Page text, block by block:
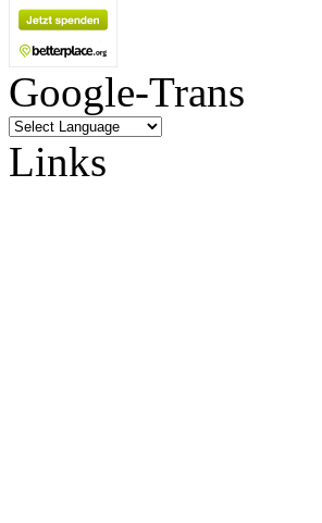
Google-Trans
Links